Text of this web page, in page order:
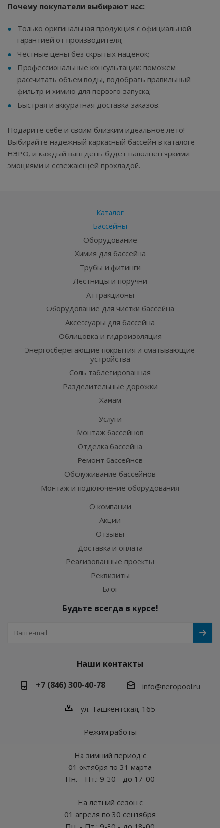
Почему покупатели выбирают нас:
Только оригинальная продукция с официальной
гарантией от производителя;
Честные цены без скрытых наценок;
Профессиональные консультации: поможем
рассчитать объем воды, подобрать правильный
фильтр и химию для первого запуска;
Быстрая и аккуратная доставка заказов.
Подарите себе и своим близким идеальное лето!
Выбирайте надежный каркасный бассейн в каталоге
НЭРО, и каждый ваш день будет наполнен яркими
эмоциями и освежающей прохладой.
Каталог
Бассейны
Оборудование
Химия для бассейна
Трубы и фитинги
Лестницы и поручни
Аттракционы
Оборудование для чистки бассейна
Аксессуары для бассейна
Облицовка и гидроизоляция
Энергосберегающие покрытия и сматывающие
устройства
Соль таблетированная
Разделительные дорожки
Хамам
Услуги
Монтаж бассейнов
Отделка бассейна
Ремонт бассейнов
Обслуживание бассейнов
Монтаж и подключение оборудования
О компании
Акции
Отзывы
Доставка и оплата
Реализованные проекты
Реквизиты
Блог
Будьте всегда в курсе!
Наши контакты
+7 (846) 300-40-78
info@neropool.ru
ул. Ташкентская, 165
Режим работы
На зимний период с
01 октября по 31 марта
Пн. – Пт.: 9-30 - до 17-00
На летний сезон с
01 апреля по 30 сентября
Пн. – Пт.: 9-30 - до 18-00